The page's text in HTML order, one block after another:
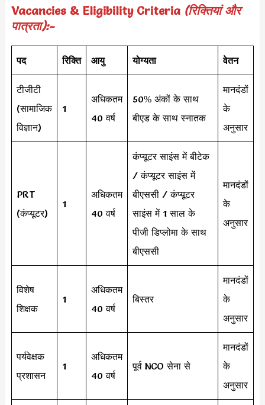
Vacancies & Eligibility Criteria (रिक्तियां और
पात्रता):-
पद रिक्ति आयु योग्यता वेतन
टीजीटी
(सामाजिक
विज्ञान)
1
अधिकतम
40 वर्ष
50% अंकों के साथ
बीएड के साथ स्नातक
मानदंडों
के
अनुसार
PRT
(कंप्यूटर)
1
अधिकतम
40 वर्ष
कंप्यूटर साइंस में बीटेक
/ कंप्यूटर साइंस में
बीएससी / कंप्यूटर
साइंस में 1 साल के
पीजी डिप्लोमा के साथ
बीएससी
मानदंडों
के
अनुसार
विशेष
शिक्षक
1
अधिकतम
40 वर्ष
बिस्तर
मानदंडों
के
अनुसार
पर्यवेक्षक
प्रशासन
1
अधिकतम
40 वर्ष
पूर्व NCO सेना से
मानदंडों
के
अनुसार